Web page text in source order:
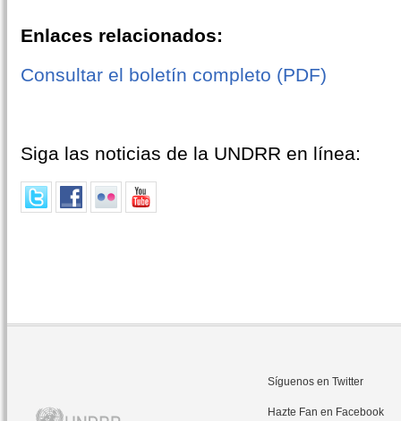
Enlaces relacionados:
Consultar el boletín completo (PDF)
Siga las noticias de la UNDRR en línea:
Síguenos en Twitter
Hazte Fan en Facebook